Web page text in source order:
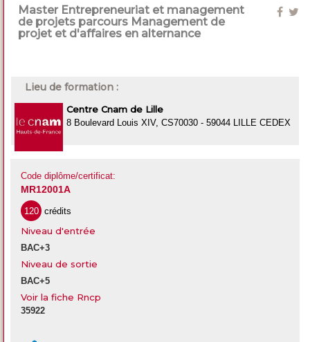
Master Entrepreneuriat et management
de projets parcours Management de
projet et d'affaires en alternance
Lieu de formation :
Centre Cnam de Lille
8 Boulevard Louis XIV, CS70030 - 59044 LILLE CEDEX
Code diplôme/certificat:
MR12001A
120 crédits
Niveau d'entrée
BAC+3
Niveau de sortie
BAC+5
Voir la fiche Rncp
35922